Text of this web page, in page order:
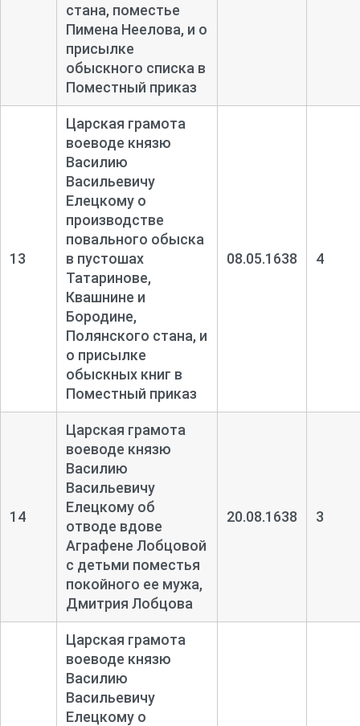
стана, поместье
Пимена Неелова, и о
присылке
обыскного списка в
Поместный приказ
13
Царская грамота
воеводе князю
Василию
Васильевичу
Елецкому о
производстве
повального обыска
в пустошах
Татаринове,
Квашнине и
Бородине,
Полянского стана, и
о присылке
обыскных книг в
Поместный приказ
08.05.1638 4
14
Царская грамота
воеводе князю
Василию
Васильевичу
Елецкому об
отводе вдове
Аграфене Лобцовой
с детьми поместья
покойного ее мужа,
Дмитрия Лобцова
20.08.1638 3
Царская грамота
воеводе князю
Василию
Васильевичу
Елецкому о